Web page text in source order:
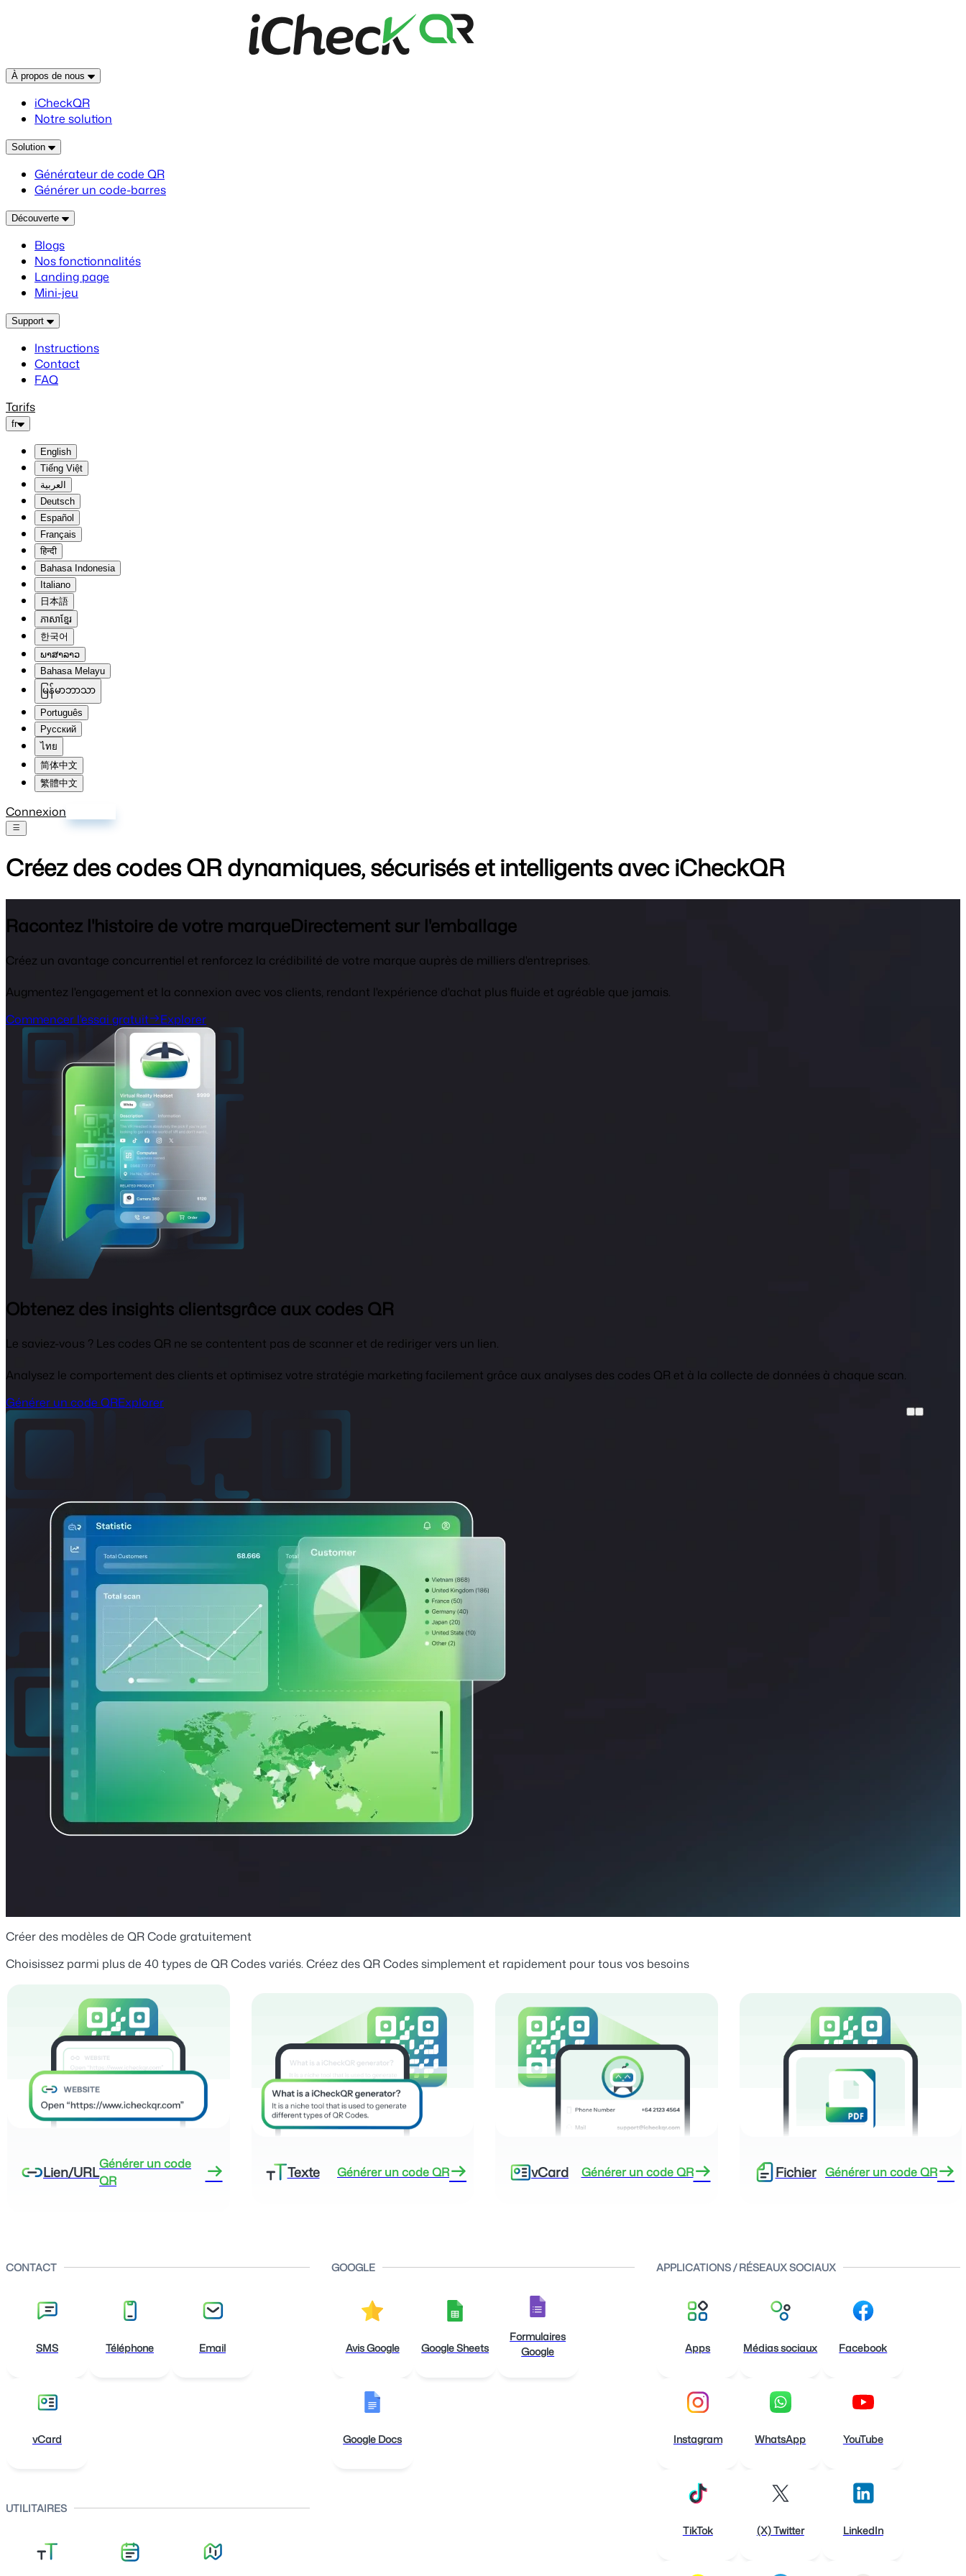
À propos de nous
iCheckQR
Notre solution
Solution
Générateur de code QR
Générer un code-barres
Découverte
Blogs
Nos fonctionnalités
Landing page
Mini-jeu
Support
Instructions
Contact
FAQ
Tarifs
fr
English
Tiếng Việt
العربية
Deutsch
Español
Français
हिन्दी
Bahasa Indonesia
Italiano
日本語
ភាសាខ្មែរ
한국어
ພາສາລາວ
Bahasa Melayu
မြန်မာဘာသာ
Português
Русский
ไทย
简体中文
繁體中文
Connexion
Créez des codes QR dynamiques, sécurisés et intelligents avec iCheckQR
Racontez l'histoire de votre marqueDirectement sur l'emballage
Créez un avantage concurrentiel et renforcez la crédibilité de votre marque auprès de milliers d'entreprises.
Augmentez l'engagement et la connexion avec vos clients, rendant l'expérience d'achat plus fluide et agréable que jamais.
Commencer l'essai gratuit
Explorer
Obtenez des insights clientsgrâce aux codes QR
Le saviez-vous ? Les codes QR ne se contentent pas de scanner et de rediriger vers un lien.
Analysez le comportement des clients et optimisez votre stratégie marketing facilement grâce aux analyses des codes QR et à la collecte de données à chaque scan.
Générer un code QRExplorer
Créer des modèles de QR Code gratuitement
Choisissez parmi plus de 40 types de QR Codes variés. Créez des QR Codes simplement et rapidement pour tous vos besoins
Lien/URLGénérer un code
QR
Texte Générer un code QR vCard Générer un code QR Fichier Générer un code QR
CONTACT
SMS Téléphone Email
vCard
UTILITAIRES
GOOGLE
Avis Google Google Sheets
Formulaires
Google
Google Docs
APPLICATIONS / RÉSEAUX SOCIAUX
Apps Médias sociaux Facebook
Instagram WhatsApp YouTube
TikTok (X) Twitter LinkedIn